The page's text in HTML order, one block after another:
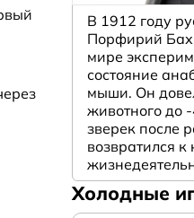
В 1912 году
Порфирий
мире
состояние
мыши. Он
животного до
зверек после
возвратился
Холодные